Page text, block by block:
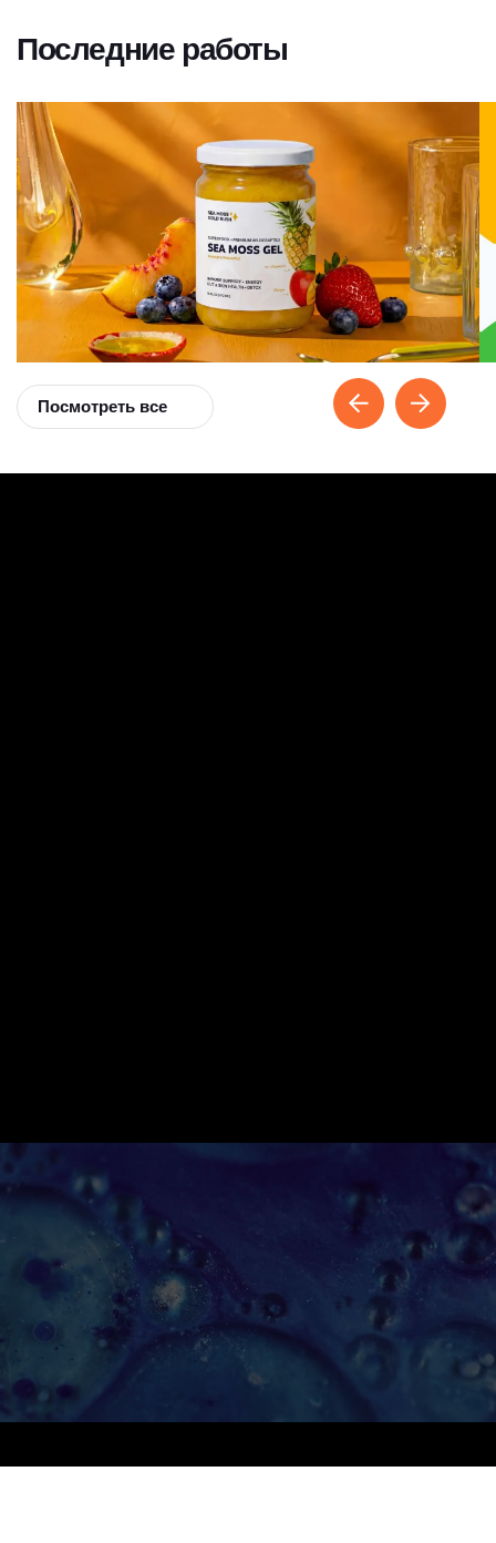
Последние работы
Посмотреть все